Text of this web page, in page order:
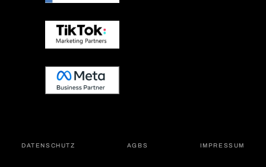
DATEN­SCHUTZ AGBS IMPRES­SUM